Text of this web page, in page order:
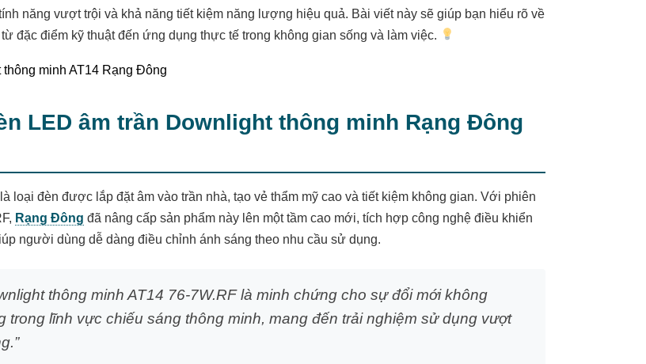
năng vượt trội và khả năng tiết kiệm năng lượng hiệu quả. Bài viết này sẽ giúp bạn hiểu rõ về
đặc điểm kỹ thuật đến ứng dụng thực tế trong không gian sống và làm việc.
LED âm trần Downlight thông minh Rạng Đông
loại đèn được lắp đặt âm vào trần nhà, tạo vẻ thẩm mỹ cao và tiết kiệm không gian. Với phiên
Rạng Đông đã nâng cấp sản phẩm này lên một tầm cao mới, tích hợp công nghệ điều khiển
người dùng dễ dàng điều chỉnh ánh sáng theo nhu cầu sử dụng.
thông minh AT14 76-7W.RF là minh chứng cho sự đổi mới không
trong lĩnh vực chiếu sáng thông minh, mang đến trải nghiệm sử dụng vượt